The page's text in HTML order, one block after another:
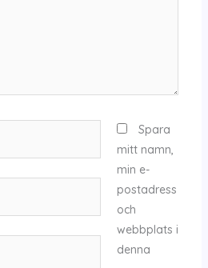
Spara
mitt namn,
min e-
postadress
och
webbplats i
denna